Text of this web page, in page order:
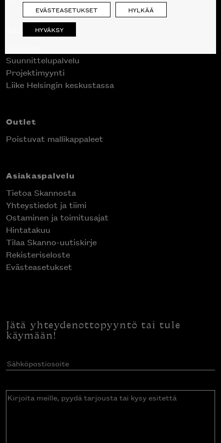
Skanno
Suunnittelupalvelu
Projektimyynti
Liike Helsingin keskustassa
Outlet
Poistuvat mallikappaleet
Asiakaspalvelu
Tietoa Skannosta
Yhteystiedot ja tiimi
Ostaminen ja toimitusajat
Hintatakuu
Tilaa Skanno-uutiskirje
Rekisteriseloste
Evästeasetukset
Jätä yhteydenottopyyntö tai tule
käymään!
Sähköpostiosoite(Pakollinen)
Kirjoita
EVÄSTEASETUKSET HYLKÄÄ
HYVÄKSY